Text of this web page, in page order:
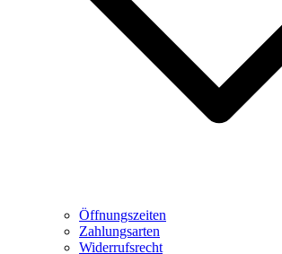
Öffnungszeiten
Zahlungsarten
Widerrufsrecht